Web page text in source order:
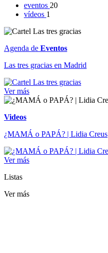
eventos 20
vídeos 1
Agenda de Eventos
Las tres gracias en Madrid
Ver más
Videos
¿MAMÁ o PAPÁ? | Lidia Creus
Ver más
Listas
Ver más